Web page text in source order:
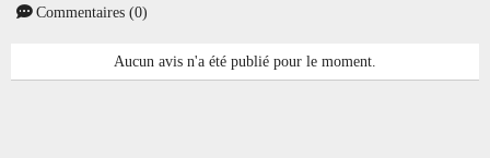
Commentaires (0)
Aucun avis n'a été publié pour le moment.